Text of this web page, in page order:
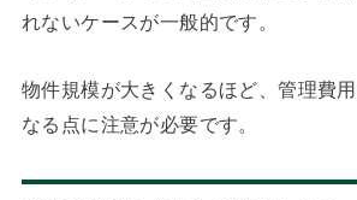
れないケースが一般的です。
物件規模が大きくなるほど、管理費
なる点に注意が必要です。